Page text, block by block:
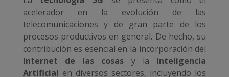
acelerador en la evolución de las
telecomunicaciones y de gran parte de los
procesos productivos en general. De hecho, su
contribución es esencial en la incorporación del
Internet de las cosas y la Inteligencia
Artificial en diversos sectores, incluyendo los